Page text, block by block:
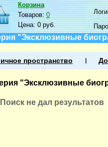
Корзина
Товаров:0
Цена:0 руб.
"Эксклюзивные
пространство
"Эксклюзивные
Поиск не дал результатов